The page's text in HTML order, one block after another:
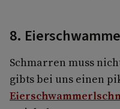
8.
Schmarren muss
gibts bei uns einen